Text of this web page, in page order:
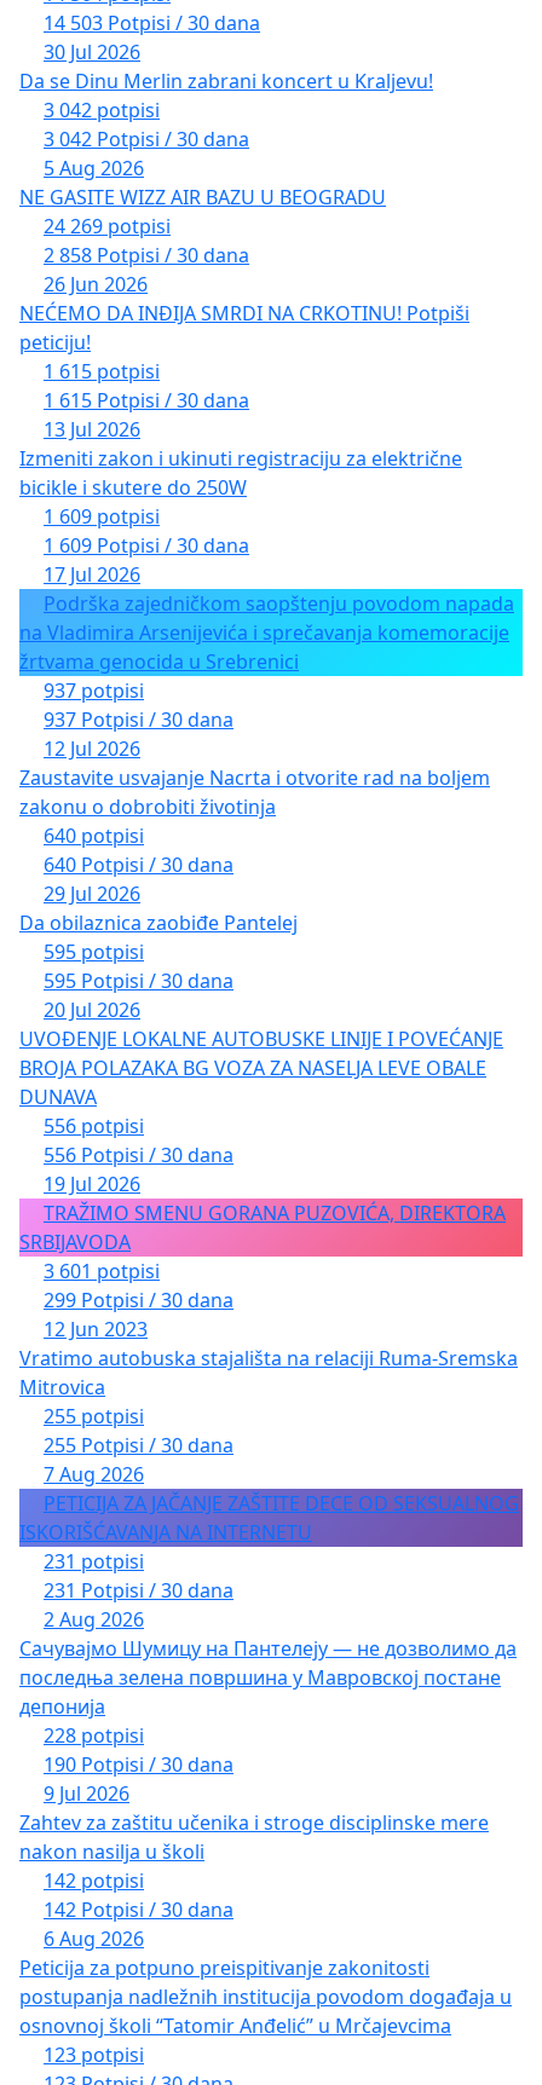
14 503 Potpisi / 30 dana
30 Jul 2026
Da se Dinu Merlin zabrani koncert u Kraljevu!
3 042 potpisi
3 042 Potpisi / 30 dana
5 Aug 2026
NE GASITE WIZZ AIR BAZU U BEOGRADU
24 269 potpisi
2 858 Potpisi / 30 dana
26 Jun 2026
NEĆEMO DA INĐIJA SMRDI NA CRKOTINU! Potpiši
peticiju!
1 615 potpisi
1 615 Potpisi / 30 dana
13 Jul 2026
Izmeniti zakon i ukinuti registraciju za električne
bicikle i skutere do 250W
1 609 potpisi
1 609 Potpisi / 30 dana
17 Jul 2026
Podrška zajedničkom saopštenju povodom napada
na Vladimira Arsenijevića i sprečavanja komemoracije
žrtvama genocida u Srebrenici
937 potpisi
937 Potpisi / 30 dana
12 Jul 2026
Zaustavite usvajanje Nacrta i otvorite rad na boljem
zakonu o dobrobiti životinja
640 potpisi
640 Potpisi / 30 dana
29 Jul 2026
Da obilaznica zaobiđe Pantelej
595 potpisi
595 Potpisi / 30 dana
20 Jul 2026
UVOĐENJE LOKALNE AUTOBUSKE LINIJE I POVEĆANJE
BROJA POLAZAKA BG VOZA ZA NASELJA LEVE OBALE
DUNAVA
556 potpisi
556 Potpisi / 30 dana
19 Jul 2026
TRAŽIMO SMENU GORANA PUZOVIĆA, DIREKTORA
SRBIJAVODA
3 601 potpisi
299 Potpisi / 30 dana
12 Jun 2023
Vratimo autobuska stajališta na relaciji Ruma-Sremska
Mitrovica
255 potpisi
255 Potpisi / 30 dana
7 Aug 2026
PETICIJA ZA JAČANJE ZAŠTITE DECE OD SEKSUALNOG
ISKORIŠĆAVANJA NA INTERNETU
231 potpisi
231 Potpisi / 30 dana
2 Aug 2026
Сачувајмо Шумицу на Пантелеју — не дозволимо да
последња зелена површина у Мавровској постане
депонија
228 potpisi
190 Potpisi / 30 dana
9 Jul 2026
Zahtev za zaštitu učenika i stroge disciplinske mere
nakon nasilja u školi
142 potpisi
142 Potpisi / 30 dana
6 Aug 2026
Peticija za potpuno preispitivanje zakonitosti
postupanja nadležnih institucija povodom događaja u
osnovnoj školi “Tatomir Anđelić” u Mrčajevcima
123 potpisi